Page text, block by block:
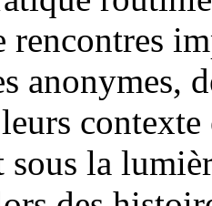
rencontres
anonymes,
leurs
la